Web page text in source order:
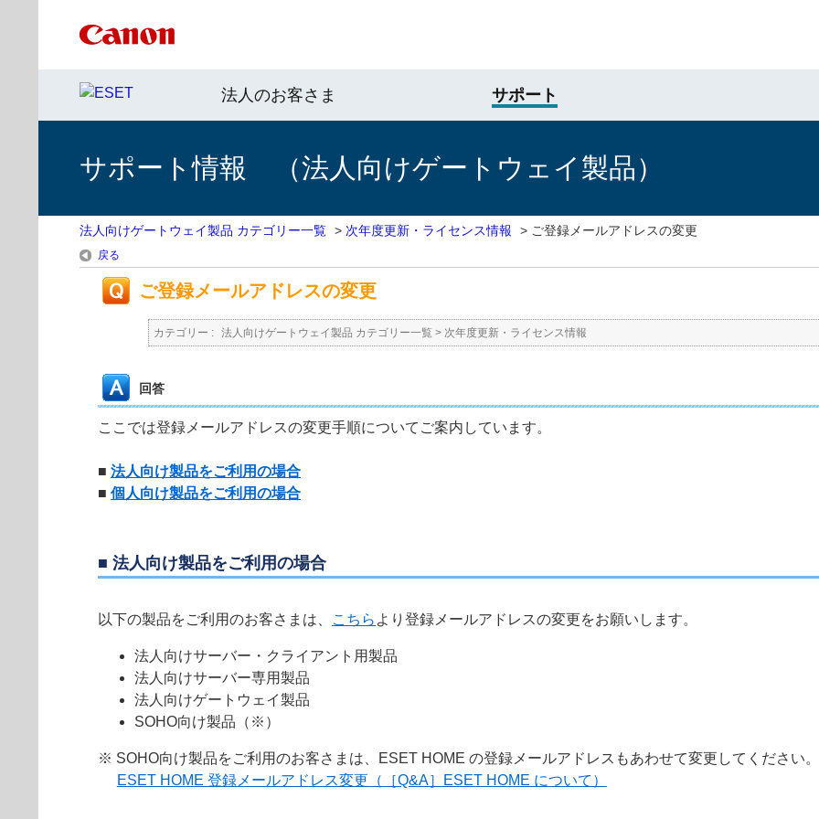
法人のお客さま サポート
サポート情報 （法人向けゲートウェイ製品）
法人向けゲートウェイ製品 カテゴリー一覧 > 次年度更新・ライセンス情報 > ご登録メールアドレスの変更
戻る
ご登録メールアドレスの変更
カテゴリー : 法人向けゲートウェイ製品 カテゴリー一覧 > 次年度更新・ライセンス情報
回答
ここでは登録メールアドレスの変更手順についてご案内しています。
■ 法人向け製品をご利用の場合
■ 個人向け製品をご利用の場合
■ 法人向け製品をご利用の場合
以下の製品をご利用のお客さまは、 こちら より登録メールアドレスの変更をお願いします。
法人向けサーバー・クライアント用製品
法人向けサーバー専用製品
法人向けゲートウェイ製品
SOHO向け製品（※）
※ SOHO向け製品をご利用のお客さまは、ESET HOME の登録メールアドレスもあわせて変更してください。
ESET HOME 登録メールアドレス変更（［Q&A］ESET HOME について）